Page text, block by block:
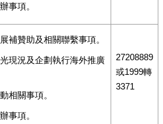
事項。
補贊助及相關聯繫事項。
現況及企劃執行海外推廣
相關事項。
事項。
27208889
或1999轉
3371